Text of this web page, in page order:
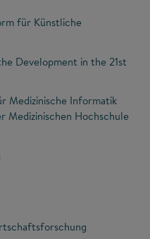
für Künstliche
Development in the 21st
Medizinische Informatik
Medizinischen Hochschule